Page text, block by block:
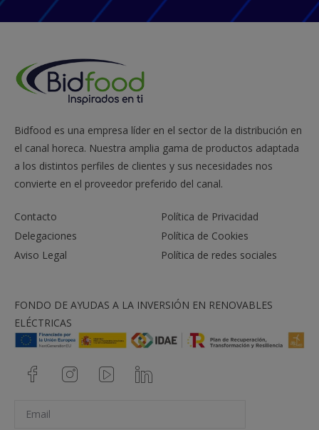
Dura (fría o
caliente)
Agar
Fría y muy dura
Caliente y muy
Dulces como
pastas de fruta
Agar
Perlas con jeringa
aéreas
caliente)
Lecite
Espuma fría
Xantana
Espuma caliente
Metil
Nubes calientes
Bidfood es una empresa líder en el sector de la distribución en
el canal horeca. Nuestra amplia gama de productos adaptada
a los distintos perfiles de clientes y sus necesidades nos
convierte en el proveedor preferido del canal.
Contacto
Política de Privacidad
Delegaciones
Política de Cookies
Aviso Legal
Política de redes sociales
FONDO DE AYUDAS A LA INVERSIÓN EN RENOVABLES
ELÉCTRICAS